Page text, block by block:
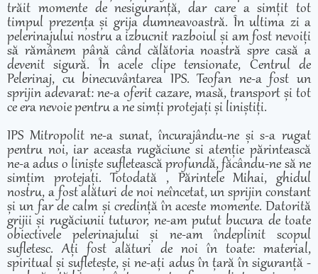
trăit momente de nesiguranță, dar care a simțit tot
timpul prezența și grija dumneavoastră. În ultima zi a
pelerinajului nostru a izbucnit razboiul și am fost nevoiți
să rămânem până când călătoria noastră spre casă a
devenit sigură. În acele clipe tensionate, Centrul de
Pelerinaj, cu binecuvântarea IPS. Teofan ne-a fost un
sprijin adevarat: ne-a oferit cazare, masă, transport și tot
ce era nevoie pentru a ne simți protejați și liniștiți.
IPS Mitropolit ne-a sunat, încurajându-ne și s-a rugat
pentru noi, iar aceasta rugăciune si atenție părintească
ne-a adus o liniște sufletească profundă, făcându-ne să ne
simțim protejați. Totodată , Părintele Mihai, ghidul
nostru, a fost alături de noi neîncetat, un sprijin constant
și un far de calm și credință în aceste momente. Datorită
grijii și rugăciunii tuturor, ne-am putut bucura de toate
obiectivele pelerinajului și ne-am îndeplinit scopul
sufletesc. Ați fost alături de noi în toate: material,
spiritual și sufletește, și ne-ați adus în țară în siguranță -